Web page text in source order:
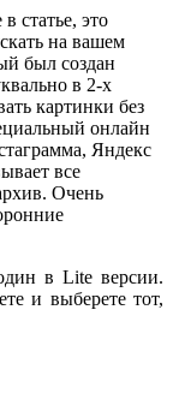
статье, это
на вашем
был создан
в 2-х
картинки без
онлайн
Яндекс
все
Очень
в Lite версии.
и выберете тот,